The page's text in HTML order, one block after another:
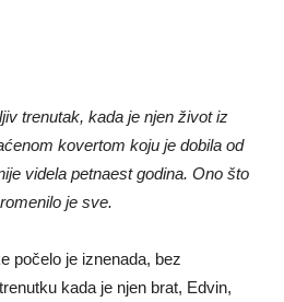
trenutak, kada je njen život iz
kovertom koju je dobila od
videla petnaest godina. Ono što
je sve.
počelo je iznenada, bez
kada je njen brat, Edvin,